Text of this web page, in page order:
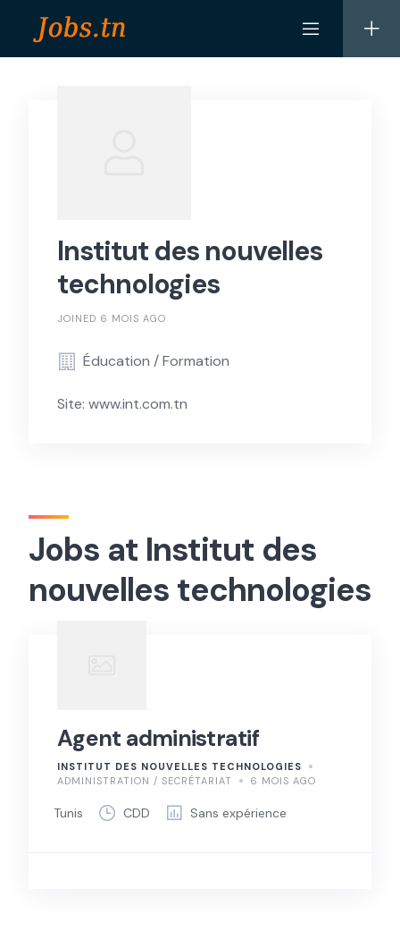
Jobs at Institut des
nouvelles technologies
Agent administratif
INSTITUT DES NOUVELLES TECHNOLOGIES
ADMINISTRATION / SECRÉTARIAT
6 MOIS AGO
Tunis CDD Sans expérience
Institut des nouvelles
technologies
JOINED 6 MOIS AGO
Éducation / Formation
Site: www.int.com.tn